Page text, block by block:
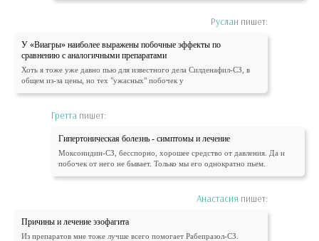
Руслан пишет:
У «Виагры» наиболее выражены побочные эффекты по
сравнению с аналогичными препаратами
Хоть я тоже уже давно пью для известного дела Силденафил-СЗ, в
общем из-за цены, но тех "ужасных" побочек у
Гретта пишет:
Гипертоническая болезнь - симптомы и лечение
Моксонидин-СЗ, бесспорно, хорошее средство от давления. Да и
побочек от него не бывает. Только мы его однократно пьем.
Анастасия пишет:
Причины и лечение эзофагита
Из препаратов мне тоже лучше всего помогает Рабепразол-СЗ.